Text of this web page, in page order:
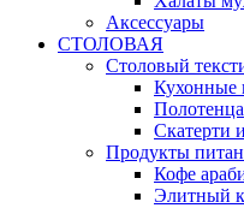
Аксессуары
СТОЛОВАЯ
Столовый
Кухонные
Полотенца
Скатерти
Продукты
Кофе
Элитный